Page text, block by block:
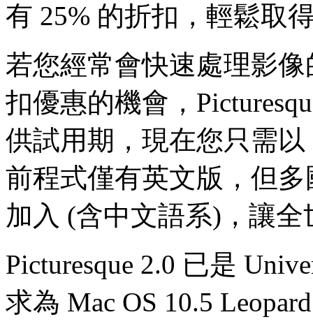
有 25% 的折扣，輕鬆取
若您經常會快速處理影
扣優惠的機會，
供試用期，現在您只需
前程式僅有英文版，但
加入 (含中文語系)，讓
Picturesque 2.0 已是
求為 Mac OS 10.5